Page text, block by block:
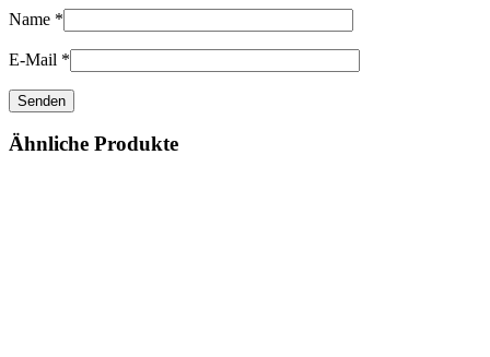
Name *
E-Mail *
Ähnliche Produkte